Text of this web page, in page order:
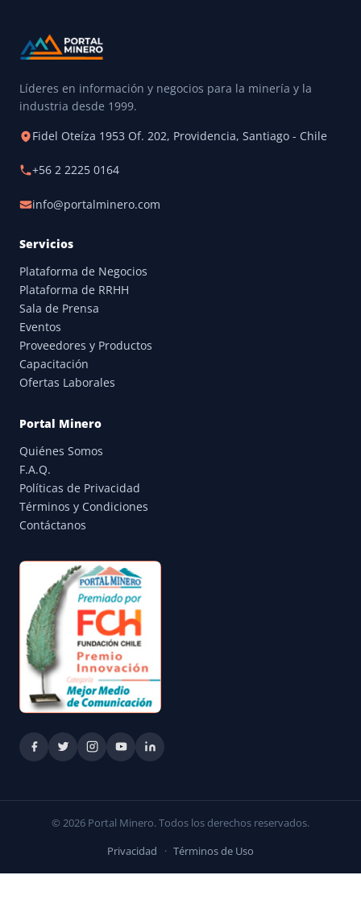
Líderes en información y negocios para la minería y la
industria desde 1999.
Fidel Oteíza 1953 Of. 202, Providencia, Santiago - Chile
+56 2 2225 0164
info@portalminero.com
Servicios
Plataforma de Negocios
Plataforma de RRHH
Sala de Prensa
Eventos
Proveedores y Productos
Capacitación
Ofertas Laborales
Portal Minero
Quiénes Somos
F.A.Q.
Políticas de Privacidad
Términos y Condiciones
Contáctanos
© 2026 Portal Minero. Todos los derechos reservados.
Privacidad · Términos de Uso